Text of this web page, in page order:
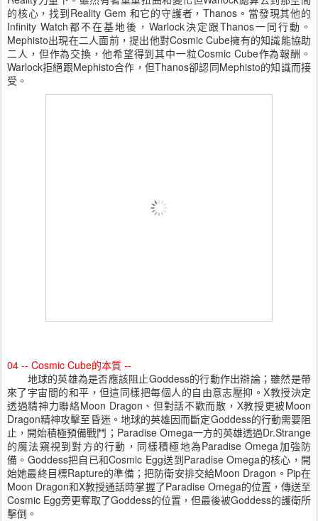
的核心，找到Reality Gem 和它的守護者，Thanos。當發現其他的
Infinity Watch都不在基地後，Warlock決定跟Thanos一同行動。
Mephisto出現在二人面前，提出他對Cosmic Cube擁有的知識能協助
二人，但作為交換，他希望得到其中一粒Cosmic Cube作為報酬。
Warlock拒絕跟Mephisto合作，但Thanos卻認同Mephisto的知識而接
受。
04 -- Cosmic Cube的本質 --
地球的英雄為是否應該阻止Goddess的行動作出辯論；雖然是帶
來了宇宙間的和平，但這同樣把每個人的自由意志壓抑。X教授決定
透過精神力聯絡Moon Dragon、但對話不歡而散，X教授更被Moon
Dragon精神攻擊至昏迷。地球的英雄因而斷定Goddess的行動需要阻
止，開始積極預備戰鬥；Paradise Omega一方的英雄透過Dr.Strange
的魔法窺視到對方的行動，同樣積極地為Paradise Omega加強防
備。Goddess把自已和Cosmic Egg送到Paradise Omega的核心，開
始她最終目標Rapture的準備；把防衛安排交給Moon Dragon。Pip在
Moon Dragon和X教授通話時掌握了Paradise Omega的位置，傳送至
Cosmic Egg旁更奪取了Goddess的位置，但最後被Goddess的護衛所
擊倒。